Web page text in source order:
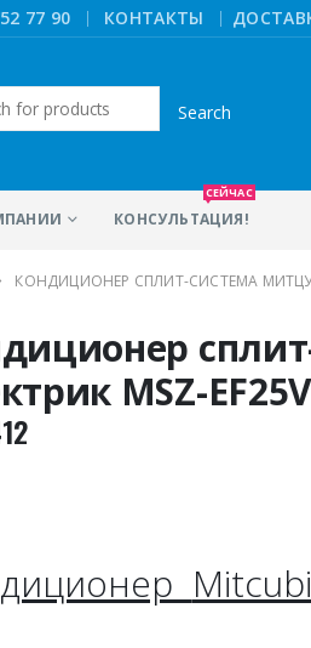
77 90 | КОНТАКТЫ
КОНСУЛЬТАЦИЯ!
СЕЙЧАС
КОНДИЦИОНЕР СПЛИТ-СИСТЕМА
MSZ-